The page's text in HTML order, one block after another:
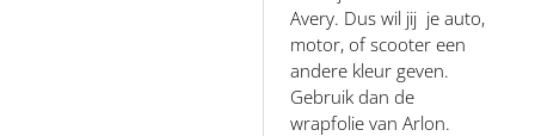
Avery. Dus wil jij je auto,
motor, of scooter een
andere kleur geven.
Gebruik dan de
wrapfolie van Arlon.